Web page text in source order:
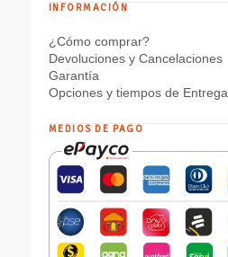
INFORMACIÓN
¿Cómo comprar?
Devoluciones y Cancelaciones
Garantía
Opciones y tiempos de Entrega
MEDIOS DE PAGO